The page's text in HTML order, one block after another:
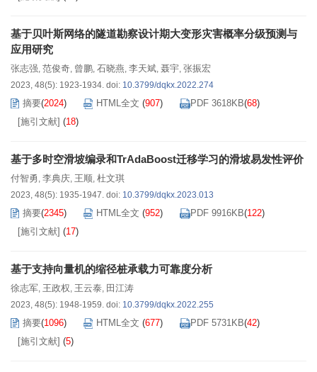
基于贝叶斯网络的隧道勘察设计期大变形灾害概率分级预测与
应用研究
张志强, 范俊奇, 曾鹏, 石晓燕, 李天斌, 聂宇, 张振宏
2023, 48(5): 1923-1934. doi: 10.3799/dqkx.2022.274
摘要(2024) HTML全文 (907) PDF 3618KB(68)
[施引文献] (18)
基于多时空滑坡编录和TrAdaBoost迁移学习的滑坡易发性评价
付智勇, 李典庆, 王顺, 杜文琪
2023, 48(5): 1935-1947. doi: 10.3799/dqkx.2023.013
摘要(2345) HTML全文 (952) PDF 9916KB(122)
[施引文献] (17)
基于支持向量机的缩径桩承载力可靠度分析
徐志军, 王政权, 王云泰, 田江涛
2023, 48(5): 1948-1959. doi: 10.3799/dqkx.2022.255
摘要(1096) HTML全文 (677) PDF 5731KB(42)
[施引文献] (5)